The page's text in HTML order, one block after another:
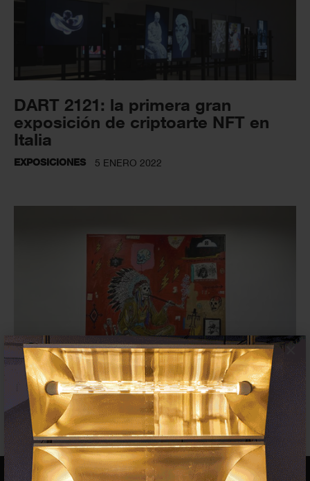
×
DART 2121: la primera gran
exposición de criptoarte NFT en
Italia
EXPOSICIONES 5 ENERO 2022
Wes Lang vende el 0,25% de
algunas de sus obras a...
MERCADO 2 ENERO 2022